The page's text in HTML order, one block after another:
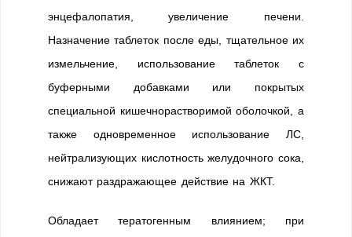
энцефалопатия, увеличение печени.
Назначение таблеток после еды, тщательное их
измельчение, использование таблеток с
буферными добавками или покрытых
специальной кишечнорастворимой оболочкой, а
также одновременное использование ЛС,
нейтрализующих кислотность желудочного сока,
снижают раздражающее действие на ЖКТ.
Обладает тератогенным влиянием; при